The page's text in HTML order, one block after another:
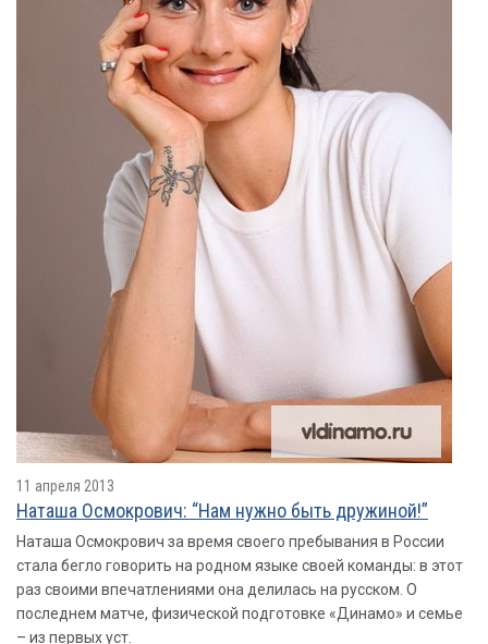
11 апреля 2013
Наташа Осмокрович: “Нам нужно быть дружиной!”
Наташа Осмокрович за время своего пребывания в России
cтала бегло говорить на родном языке своей команды: в этот
раз своими впечатлениями она делилась на русском. О
последнем матче, физической подготовке «Динамо» и семье
– из первых уст.